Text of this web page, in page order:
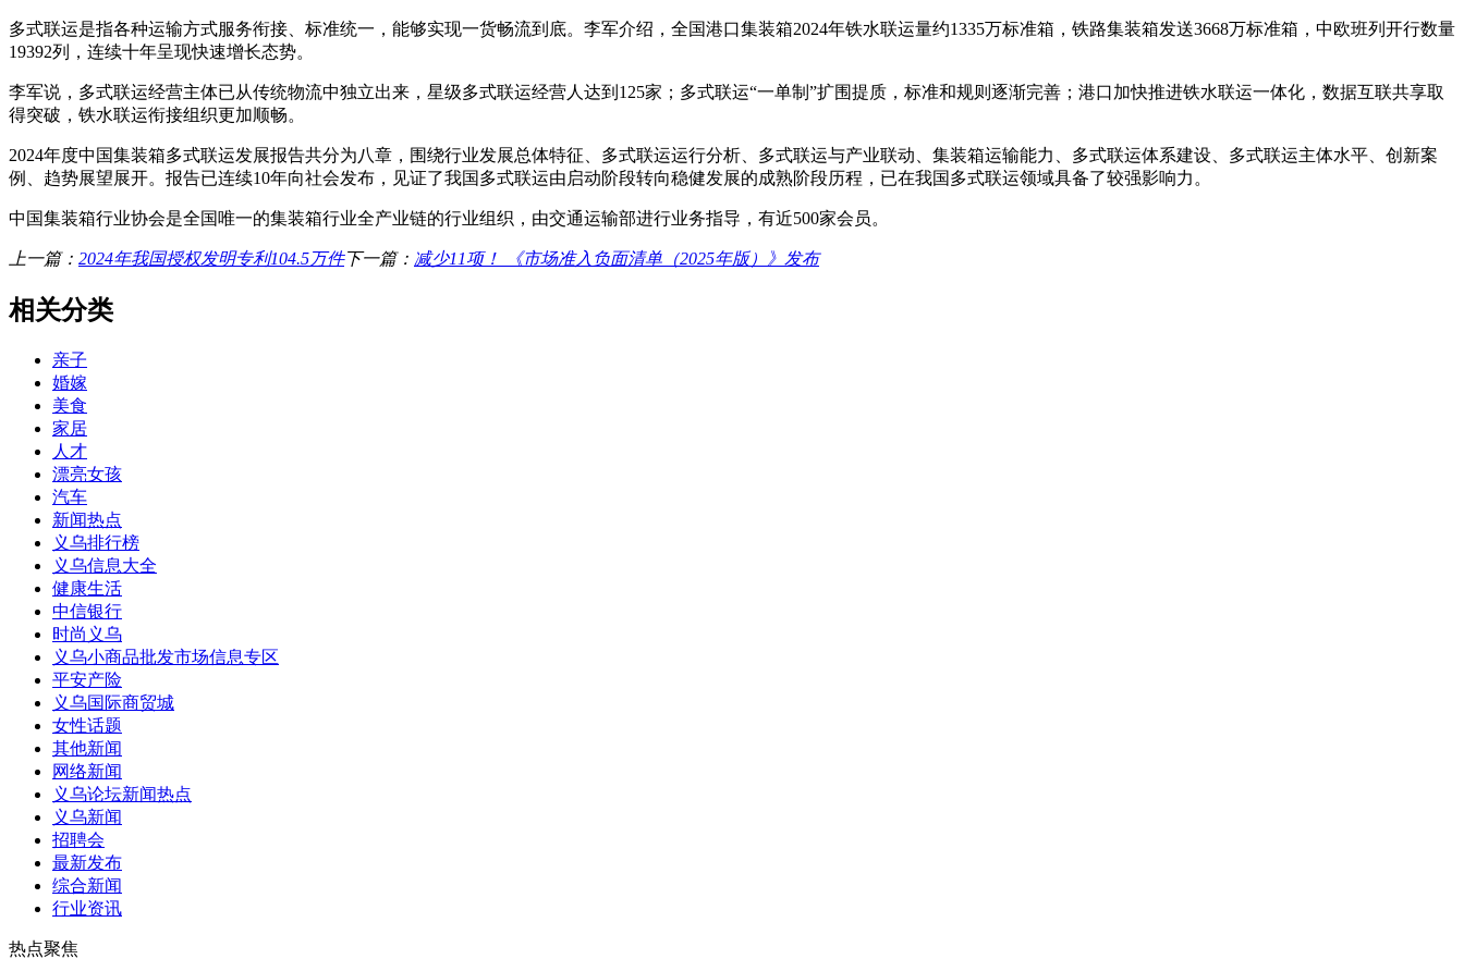
多式联运是指各种运输方式服务衔接、标准统一，能够实现一货畅流到底。李军介绍，全国港口集装箱2024年铁水联运量约1335万标准箱，铁路集装箱发送3668万标准箱，中欧班列开行数量
19392列，连续十年呈现快速增长态势。
李军说，多式联运经营主体已从传统物流中独立出来，星级多式联运经营人达到125家；多式联运“一单制”扩围提质，标准和规则逐渐完善；港口加快推进铁水联运一体化，数据互联共享取
得突破，铁水联运衔接组织更加顺畅。
2024年度中国集装箱多式联运发展报告共分为八章，围绕行业发展总体特征、多式联运运行分析、多式联运与产业联动、集装箱运输能力、多式联运体系建设、多式联运主体水平、创新案
例、趋势展望展开。报告已连续10年向社会发布，见证了我国多式联运由启动阶段转向稳健发展的成熟阶段历程，已在我国多式联运领域具备了较强影响力。
中国集装箱行业协会是全国唯一的集装箱行业全产业链的行业组织，由交通运输部进行业务指导，有近500家会员。
上一篇： 2024年我国授权发明专利104.5万件下一篇： 减少11项！ 《市场准入负面清单（2025年版）》发布
相关分类
亲子
婚嫁
美食
家居
人才
漂亮女孩
汽车
新闻热点
义乌排行榜
义乌信息大全
健康生活
中信银行
时尚义乌
义乌小商品批发市场信息专区
平安产险
义乌国际商贸城
女性话题
其他新闻
网络新闻
义乌论坛新闻热点
义乌新闻
招聘会
最新发布
综合新闻
行业资讯
热点聚焦